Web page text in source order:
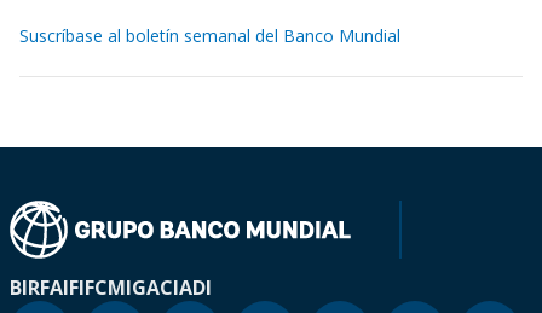
Suscríbase al boletín semanal del Banco Mundial
BIRFAIFIFCMIGACIADI